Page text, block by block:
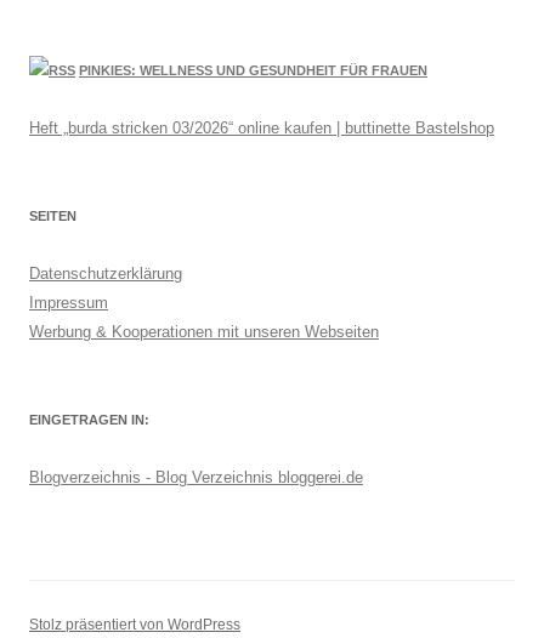
PINKIES: WELLNESS UND GESUNDHEIT FÜR FRAUEN
Heft „burda stricken 03/2026“ online kaufen | buttinette Bastelshop
SEITEN
Datenschutzerklärung
Impressum
Werbung & Kooperationen mit unseren Webseiten
EINGETRAGEN IN:
Blogverzeichnis - Blog Verzeichnis bloggerei.de
Stolz präsentiert von WordPress